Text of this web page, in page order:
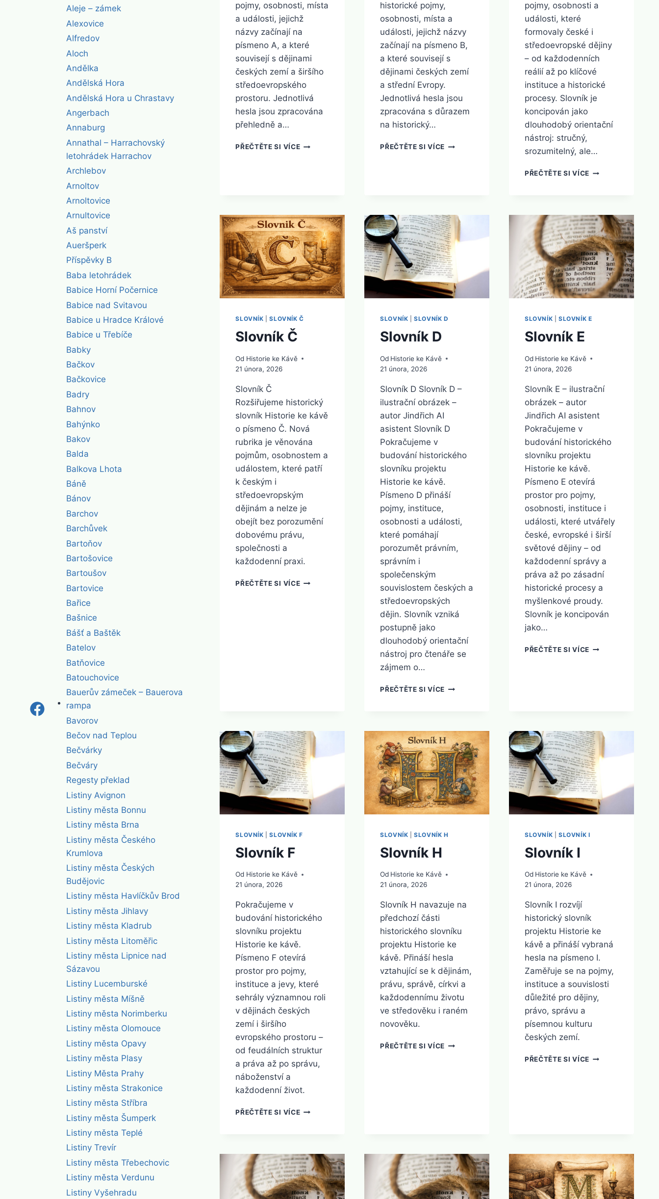
pojmy, osobnosti, místa
a události, jejichž
názvy začínají na
písmeno A, a které
souvisejí s dějinami
českých zemí a širšího
středoevropského
prostoru. Jednotlivá
hesla jsou zpracována
přehledně a…
PŘEČTĚTE SI VÍCESLOVNÍK
historické pojmy,
osobnosti, místa a
události, jejichž názvy
začínají na písmeno B,
a které souvisejí s
dějinami českých zemí
a střední Evropy.
Jednotlivá hesla jsou
zpracována s důrazem
na historický…
PŘEČTĚTE SI VÍCE SLOVNÍK
pojmy, osobnosti a
události, které
formovaly české i
středoevropské dějiny
– od každodenních
reálií až po klíčové
instituce a historické
procesy. Slovník je
koncipován jako
dlouhodobý orientační
nástroj: stručný,
srozumitelný, ale…
PŘEČTĚTE SI VÍCESLOVNÍK
SLOVNÍK |SLOVNÍK Č
Slovník Č
Od Historie ke Kávě
21 února, 2026
Slovník Č
Rozšiřujeme historický
slovník Historie ke kávě
o písmeno Č. Nová
rubrika je věnována
pojmům, osobnostem a
událostem, které patří
k českým i
středoevropským
dějinám a nelze je
obejít bez porozumění
dobovému právu,
společnosti a
každodenní praxi.
PŘEČTĚTE SI VÍCESLOVNÍK
SLOVNÍK |SLOVNÍK D
Slovník D
Od Historie ke Kávě
21 února, 2026
Slovník D Slovník D –
ilustrační obrázek –
autor Jindřich AI
asistent Slovník D
Pokračujeme v
budování historického
slovníku projektu
Historie ke kávě.
Písmeno D přináší
pojmy, instituce,
osobnosti a události,
které pomáhají
porozumět právním,
správním i
společenským
souvislostem českých a
středoevropských
dějin. Slovník vzniká
postupně jako
dlouhodobý orientační
nástroj pro čtenáře se
zájmem o…
PŘEČTĚTE SI VÍCE SLOVNÍK
SLOVNÍK |SLOVNÍK E
Slovník E
Od Historie ke Kávě
21 února, 2026
Slovník E – ilustrační
obrázek – autor
Jindřich AI asistent
Pokračujeme v
budování historického
slovníku projektu
Historie ke kávě.
Písmeno E otevírá
prostor pro pojmy,
osobnosti, instituce i
události, které utvářely
české, evropské i širší
světové dějiny – od
každodenní správy a
práva až po zásadní
historické procesy a
myšlenkové proudy.
Slovník je koncipován
jako…
PŘEČTĚTE SI VÍCESLOVNÍK
SLOVNÍK |SLOVNÍK F
Slovník F
Od Historie ke Kávě
21 února, 2026
Pokračujeme v
budování historického
slovníku projektu
Historie ke kávě.
Písmeno F otevírá
prostor pro pojmy,
instituce a jevy, které
sehrály významnou roli
v dějinách českých
zemí i širšího
evropského prostoru –
od feudálních struktur
a práva až po správu,
náboženství a
každodenní život.
PŘEČTĚTE SI VÍCESLOVNÍK
SLOVNÍK |SLOVNÍK H
Slovník H
Od Historie ke Kávě
21 února, 2026
Slovník H navazuje na
předchozí části
historického slovníku
projektu Historie ke
kávě. Přináší hesla
vztahující se k dějinám,
právu, správě, církvi a
každodennímu životu
ve středověku i raném
novověku.
PŘEČTĚTE SI VÍCE SLOVNÍK
SLOVNÍK |SLOVNÍK I
Slovník I
Od Historie ke Kávě
21 února, 2026
Slovník I rozvíjí
historický slovník
projektu Historie ke
kávě a přináší vybraná
hesla na písmeno I.
Zaměřuje se na pojmy,
instituce a souvislosti
důležité pro dějiny,
právo, správu a
písemnou kulturu
českých zemí.
PŘEČTĚTE SI VÍCESLOVNÍK
Aleje – zámek
Alexovice
Alfredov
Aloch
Andělka
Andělská Hora
Andělská Hora u Chrastavy
Angerbach
Annaburg
Annathal – Harrachovský
letohrádek Harrachov
Archlebov
Arnoltov
Arnoltovice
Arnultovice
Aš panství
Aueršperk
Příspěvky B
Baba letohrádek
Babice Horní Počernice
Babice nad Svitavou
Babice u Hradce Králové
Babice u Třebíče
Babky
Bačkov
Bačkovice
Badry
Bahnov
Bahýnko
Bakov
Balda
Balkova Lhota
Báně
Bánov
Barchov
Barchůvek
Bartoňov
Bartošovice
Bartoušov
Bartovice
Bařice
Bašnice
Bášť a Baštěk
Batelov
Batňovice
Batouchovice
Bauerův zámeček – Bauerova
rampa
Bavorov
Bečov nad Teplou
Bečvárky
Bečváry
Regesty překlad
Listiny Avignon
Listiny města Bonnu
Listiny města Brna
Listiny města Českého
Krumlova
Listiny města Českých
Budějovic
Listiny města Havlíčkův Brod
Listiny města Jihlavy
Listiny města Kladrub
Listiny města Litoměřic
Listiny města Lipnice nad
Sázavou
Listiny Lucemburské
Listiny města Míšně
Listiny města Norimberku
Listiny města Olomouce
Listiny města Opavy
Listiny města Plasy
Listiny Města Prahy
Listiny města Strakonice
Listiny města Stříbra
Listiny města Šumperk
Listiny města Teplé
Listiny Trevír
Listiny města Třebechovic
Listiny města Verdunu
Listiny Vyšehradu